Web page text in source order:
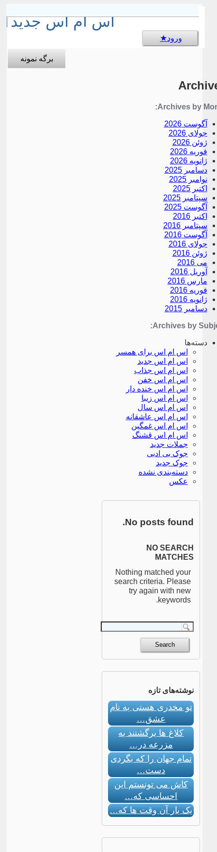
اس ام اس جدید
ورود
برگه نمونه
Archives by
آگوست 2026
جولای 2026
ژوئن 2026
فوریه 2026
ژانویه 2026
دسامبر 2025
نوامبر 2025
اکتبر 2025
سپتامبر 2025
آگوست 2025
اکتبر 2016
سپتامبر 2016
آگوست 2016
جولای 2016
ژوئن 2016
می 2016
آوریل 2016
مارس 2016
فوریه 2016
ژانویه 2016
دسامبر 2015
Archives by
دسته‌ها
اس ام اس برای همسر
اس ام اس جدید
اس ام اس جذاب
اس ام اس خفن
اس ام اس خنده دار
اس ام اس زیبا
اس ام اس سال
اس ام اس عاشقانه
اس ام اس غمگین
اس ام اس قشنگ
جملات جدید
جوک بی ادبی
جوک جدید
دسته‌بندی نشده
عکس
No posts found.
NO SEARCH
MATCHES
Nothing matched your
search criteria. Please
try again with new
keywords.
نوشته‌های تازه
تو مخدری هستی به نام
عشق…
کلاغ ها برگشتند به
مزرعه در…
تمام جهان را که بگردی
دست…
کاش می تونستم این
احساسی که…
یک بار آن وقت ها که…